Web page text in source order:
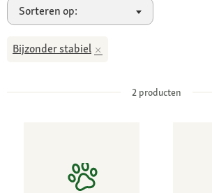
Sorteren op:
Bijzonder stabiel
2producten